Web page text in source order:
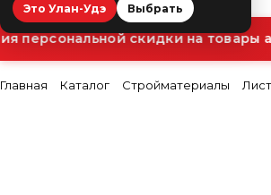
Это Улан-Удэ Выбрать
персональной скидки на товары
Главная Каталог Стройматериалы